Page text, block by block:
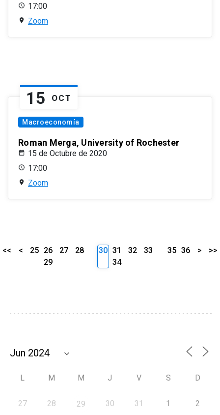
17:00
Zoom
15 OCT
Macroeconomía
Roman Merga, University of Rochester
15 de Octubre de 2020
17:00
Zoom
<< < 25 26 27
28
29
30 31 32
33
34
35 36 > >>
L M M J V S D
27 28 29 30 31 1 2